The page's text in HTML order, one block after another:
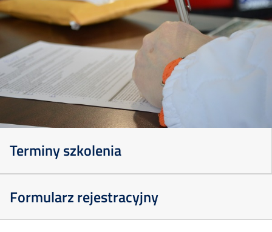
Szkolenia
Online
Szkolenia
Terminy szkolenia
Formularz rejestracyjny